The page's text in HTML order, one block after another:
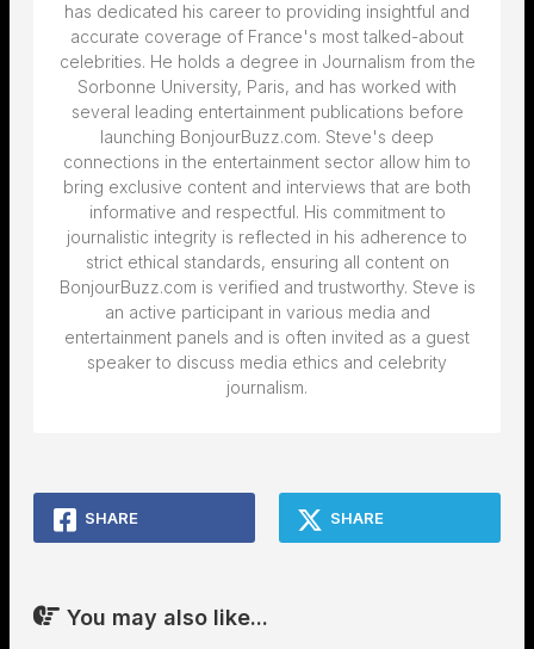
has dedicated his career to providing insightful and
accurate coverage of France's most talked-about
celebrities. He holds a degree in Journalism from the
Sorbonne University, Paris, and has worked with
several leading entertainment publications before
launching BonjourBuzz.com. Steve's deep
connections in the entertainment sector allow him to
bring exclusive content and interviews that are both
informative and respectful. His commitment to
journalistic integrity is reflected in his adherence to
strict ethical standards, ensuring all content on
BonjourBuzz.com is verified and trustworthy. Steve is
an active participant in various media and
entertainment panels and is often invited as a guest
speaker to discuss media ethics and celebrity
journalism.
SHARE SHARE
You may also like...